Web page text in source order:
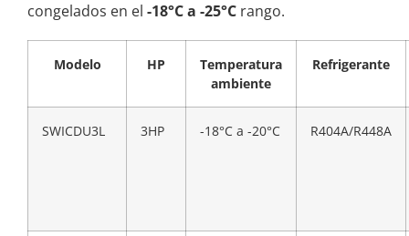
congelados en el -18°C a -25°C rango.
Modelo HP
Temperatura
ambiente
Refrigerante
SWICDU3L 3HP -18°C a -20°C R404A/R448A